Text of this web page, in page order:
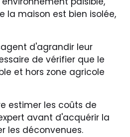
la maison est bien isolée,
d'agrandir leur
de vérifier que le
et hors zone agricole
estimer les coûts de
avant d'acquérir la
les déconvenues.